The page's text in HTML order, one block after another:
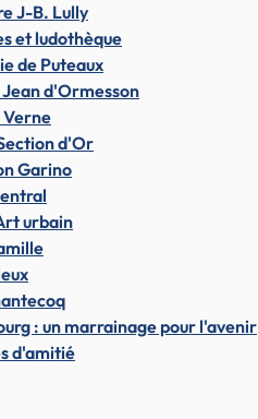
J-B. Lully
et ludothèque
de Puteaux
d'Ormesson
Verne
d'Or
Garino
urbain
: un marrainage pour l'avenir
d'amitié